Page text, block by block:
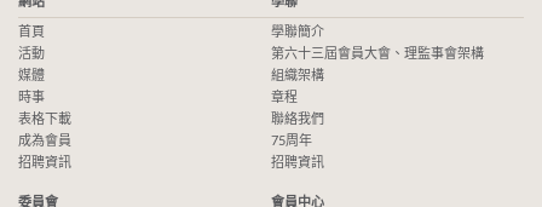
首頁
活動
媒體
時事
表格下載
成為會員
招聘資訊
學聯簡介
第六十三屆會員大會、理監事會架構
組織架構
章程
聯絡我們
75周年
招聘資訊
委員會 會員中心